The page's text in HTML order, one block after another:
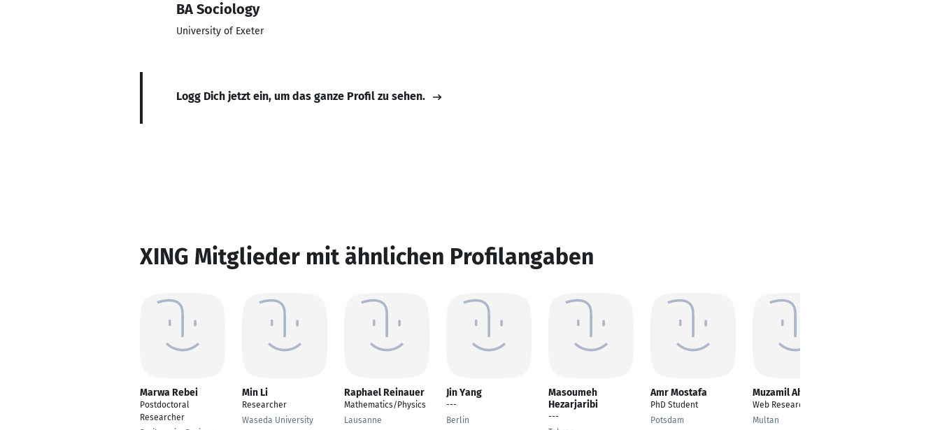
BA Sociology
University of Exeter
Logg Dich jetzt ein, um das ganze Profil zu sehen.
XING Mitglieder mit ähnlichen Profilangaben
Marwa Rebei
Postdoctoral
Researcher
Min Li
Researcher
Waseda University
Raphael Reinauer
Mathematics/Physics
Lausanne
Jin Yang
---
Berlin
Masoumeh
Hezarjaribi
---
Amr Mostafa
PhD Student
Potsdam
Muzamil Ahmad
Web Researcher
Multan